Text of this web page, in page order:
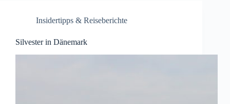
Insidertipps & Reiseberichte
Silvester in Dänemark